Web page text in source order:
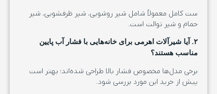
ست کامل معمولاً شامل شیر روشویی، شیر ظرفشویی، شیر
حمام و شیر توالت است.
۲. آیا شیرآلات اهرمی برای خانه‌هایی با فشار آب پایین
مناسب هستند؟
برخی مدل‌ها مخصوص فشار بالا طراحی شده‌اند؛ بهتر است
پیش از خرید این مورد بررسی شود.